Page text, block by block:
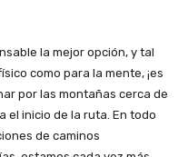
la mejor opción, y tal
como para la mente, ¡es
por las montañas cerca de
el inicio de la ruta. En todo
de caminos